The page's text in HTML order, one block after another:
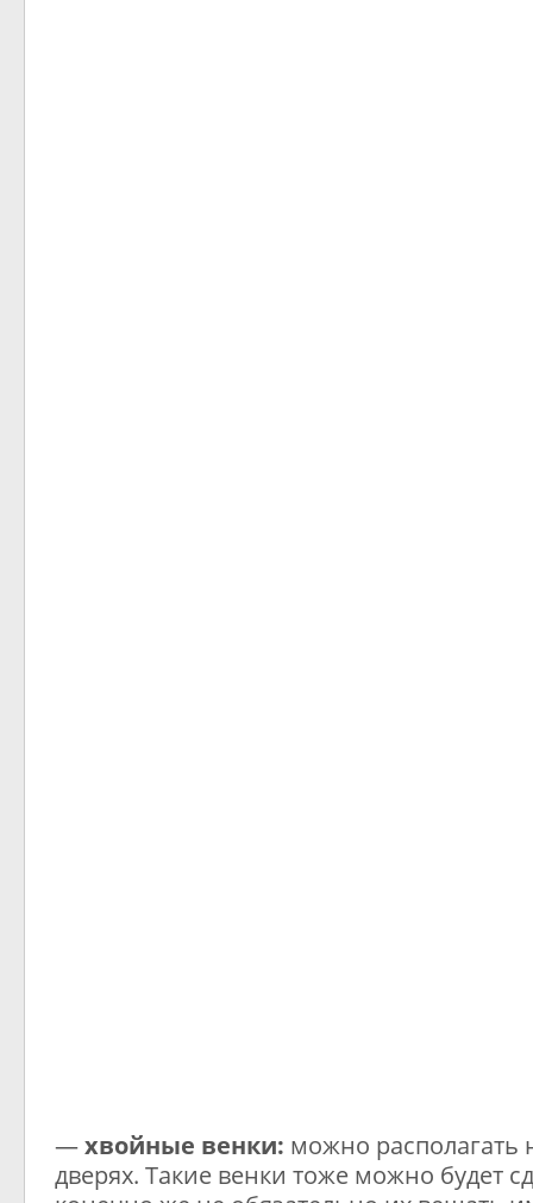
—хвойные венки: можно располагать
дверях. Такие венки тоже можно будет